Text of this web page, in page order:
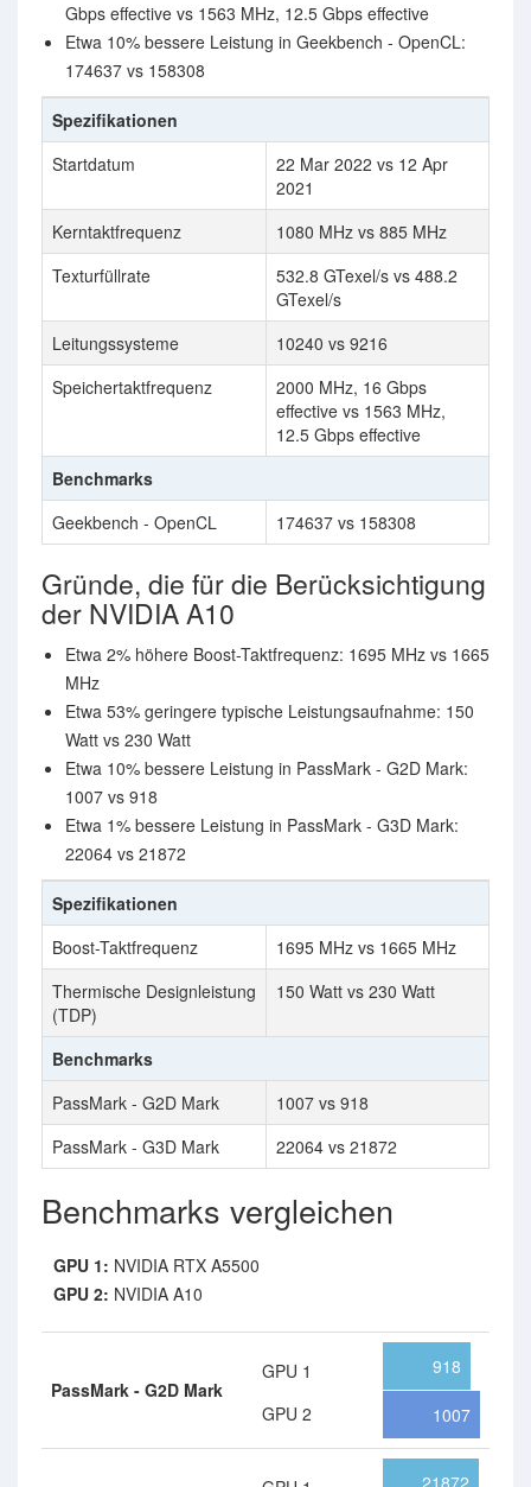
Gbps effective vs 1563 MHz, 12.5 Gbps effective
Etwa 10% bessere Leistung in Geekbench - OpenCL:
174637 vs 158308
Spezifikationen
Startdatum
22 Mar 2022 vs 12 Apr
2021
Kerntaktfrequenz
1080 MHz vs 885 MHz
Texturfüllrate
532.8 GTexel/s vs 488.2
GTexel/s
Leitungssysteme
10240 vs 9216
Speichertaktfrequenz
2000 MHz, 16 Gbps
effective vs 1563 MHz,
12.5 Gbps effective
Benchmarks
Geekbench - OpenCL
174637 vs 158308
Gründe, die für die Berücksichtigung
der NVIDIA A10
Etwa 2% höhere Boost-Taktfrequenz: 1695 MHz vs 1665
MHz
Etwa 53% geringere typische Leistungsaufnahme: 150
Watt vs 230 Watt
Etwa 10% bessere Leistung in PassMark - G2D Mark:
1007 vs 918
Etwa 1% bessere Leistung in PassMark - G3D Mark:
22064 vs 21872
Spezifikationen
Boost-Taktfrequenz
1695 MHz vs 1665 MHz
Thermische Designleistung
(TDP)
150 Watt vs 230 Watt
Benchmarks
PassMark - G2D Mark
1007 vs 918
PassMark - G3D Mark
22064 vs 21872
Benchmarks vergleichen
GPU 1: NVIDIA RTX A5500
GPU 2: NVIDIA A10
PassMark - G2D Mark
GPU 1
GPU 2
918
1007
21872